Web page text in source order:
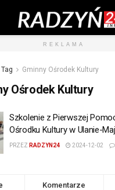
REKLAMA
Tag Gminny Ośrodek Kultury
Ośrodek Kultury
Szkolenie z Pierwszej
Ośrodku Kultury w Ulanie-
PRZEZ RADZYN24 2024-12-02
Komentarze